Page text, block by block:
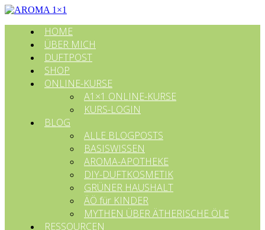
HOME
ÜBER MICH
DUFTPOST
SHOP
ONLINE-KURSE
A1×1 ONLINE-KURSE
KURS-LOGIN
BLOG
ALLE BLOGPOSTS
BASISWISSEN
AROMA-APOTHEKE
DIY-DUFTKOSMETIK
GRÜNER HAUSHALT
ÄÖ für KINDER
MYTHEN ÜBER ÄTHERISCHE ÖLE
RESSOURCEN